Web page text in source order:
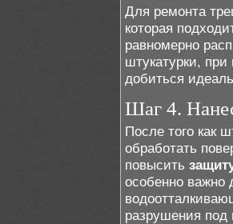
Для ремонта
которая
равномерно
штукатурки,
добиться
Шаг 4.
После того как
обработать
повысить
особенно важно
разрушения под